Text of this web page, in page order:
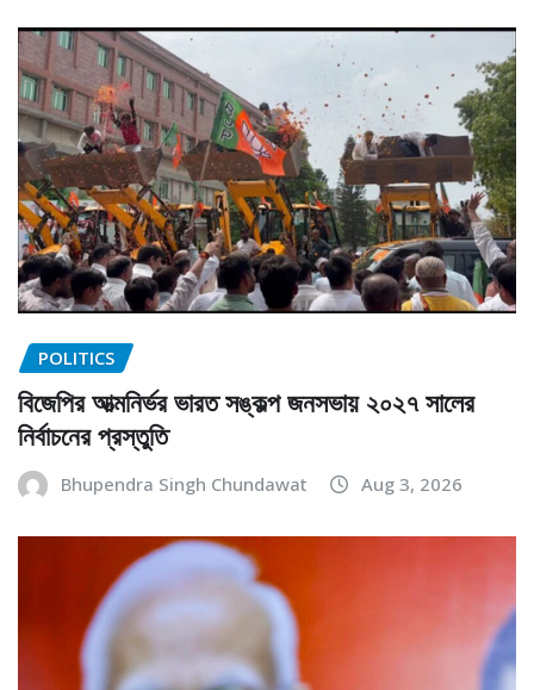
POLITICS
বিজেপির আত্মনির্ভর ভারত সঙ্কল্প জনসভায় ২০২৭ সালের
নির্বাচনের প্রস্তুতি
Bhupendra Singh Chundawat Aug 3, 2026